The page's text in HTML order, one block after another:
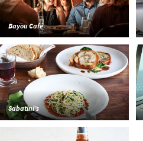
Bayou Café
Sabatini’s